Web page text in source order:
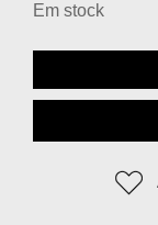
Em stock